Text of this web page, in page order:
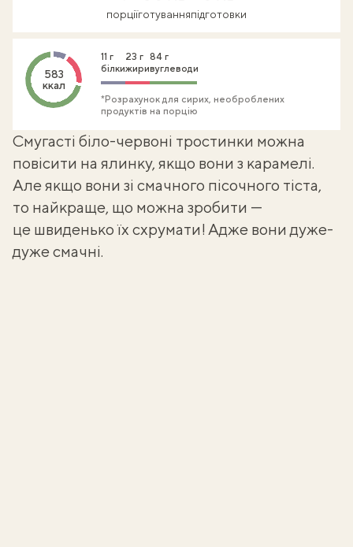
порціїготуванняпідготовки
583
ккал
11 г
білки
23 г
жири
84 г
вуглеводи
*Розрахунок для сирих, необроблених
продуктів на порцію
Смугасті біло-червоні тростинки можна
повісити на ялинку, якщо вони з карамелі.
Але якщо вони зі смачного пісочного тіста,
то найкраще, що можна зробити —
це швиденько їх схрумати! Адже вони дуже-
дуже смачні.